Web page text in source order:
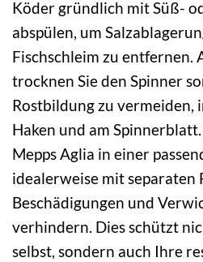
Köder gründlich mit Süß-
abspülen, um
Fischschleim zu entfernen.
trocknen Sie den Spinner
Rostbildung zu vermeiden,
Haken und am
Mepps Aglia in einer
idealerweise mit separaten
Beschädigungen und
verhindern. Dies schützt
selbst, sondern auch Ihre